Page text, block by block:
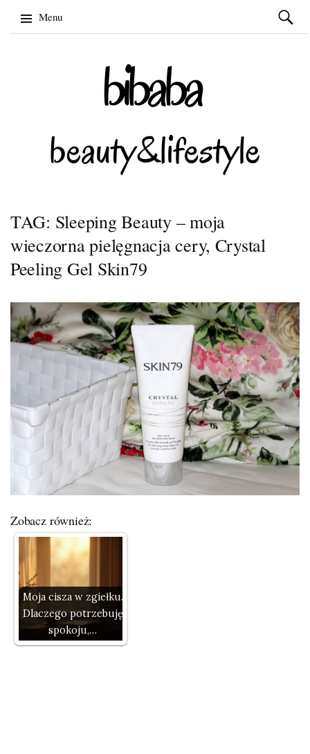
Menu
Szukaj:
TAG: Sleeping Beauty – moja
wieczorna pielęgnacja cery, Crystal
Peeling Gel Skin79
Zobacz również:
Moja cisza w zgiełku.
Dlaczego potrzebuję
spokoju,…